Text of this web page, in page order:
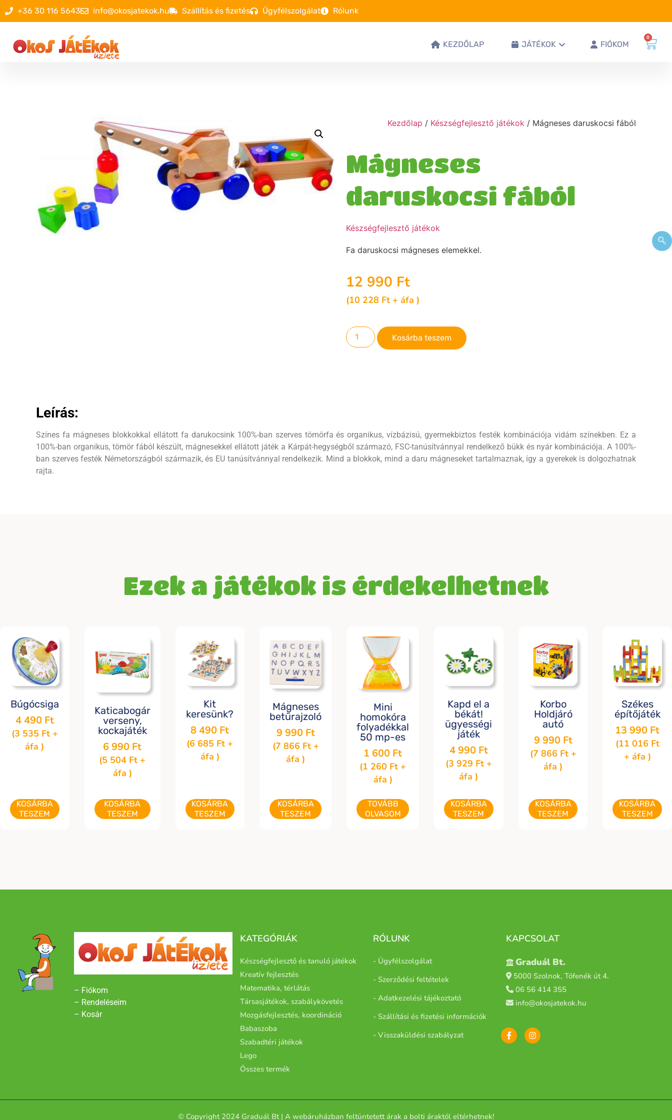
+36 30 116 5643 info@okosjatekok.hu Szállítás és fizetés Ügyfélszolgálat Rólunk
KEZDŐLAP JÁTÉKOK FIÓKOM
0
Kezdőlap / Készségfejlesztő játékok / Mágneses daruskocsi fából
Mágneses
daruskocsi fából
Készségfejlesztő játékok
Fa daruskocsi mágneses elemekkel.
12 990 Ft
(10 228 Ft + áfa )
Kosárba teszem
Leírás:
Színes fa mágneses blokkokkal ellátott fa darukocsink 100%-ban szerves tömörfa és organikus, vízbázisú, gyermekbiztos festék kombinációja vidám színekben. Ez a
100%-ban organikus, tömör fából készült, mágnesekkel ellátott játék a Kárpát-hegységből származó, FSC-tanúsítvánnyal rendelkező bükk és nyár kombinációja. A 100%-
ban szerves festék Németországból származik, és EU tanúsítvánnyal rendelkezik. Mind a blokkok, mind a daru mágneseket tartalmaznak, így a gyerekek is dolgozhatnak
rajta.
Ezek a játékok is érdekelhetnek
Búgócsiga
4 490 Ft
(3 535 Ft+
áfa )
KOSÁRBA
TESZEM
Katicabogár
verseny,
kockajáték
6 990 Ft
(5 504 Ft +
áfa )
KOSÁRBA
TESZEM
Kit
keresünk?
8 490 Ft
(6 685 Ft +
áfa )
KOSÁRBA
TESZEM
Mágneses
betűrajzoló
9 990 Ft
(7 866 Ft+
áfa )
KOSÁRBA
TESZEM
Mini
homokóra
folyadékkal
50 mp-es
1 600 Ft
(1 260 Ft +
áfa )
TOVÁBB
OLVASOM
Kapd el a
békát!
ügyességi
játék
4 990 Ft
(3 929 Ft+
áfa )
KOSÁRBA
TESZEM
Korbo
Holdjáró
autó
9 990 Ft
(7 866 Ft+
áfa )
KOSÁRBA
TESZEM
Székes
építőjáték
13 990 Ft
(11 016 Ft
+ áfa )
KOSÁRBA
TESZEM
– Fiókom
– Rendeléseim
– Kosár
KATEGÓRIÁK
Készségfejlesztő és tanuló játékok
Kreatív fejlesztés
Matematika, térlátás
Társasjátékok, szabálykövetés
Mozgásfejlesztés, koordináció
Babaszoba
Szabadtéri játékok
Lego
Összes termék
RÓLUNK
- Ügyfélszolgálat
- Szerződési feltételek
- Adatkezelési tájékoztató
- Szállítási és fizetési információk
- Visszaküldési szabályzat
KAPCSOLAT
Graduál Bt.
5000 Szolnok, Tófenék út 4.
06 56 414 355
info@okosjatekok.hu
© Copyright 2024 Graduál Bt | A webáruházban feltüntetett árak a bolti áraktól eltérhetnek!